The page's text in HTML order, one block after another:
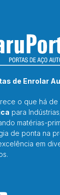
de Enrolar
o que há de
para
matérias-
de ponta na
em